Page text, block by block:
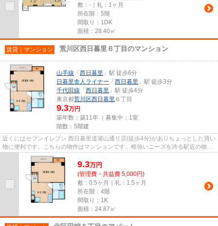
敷：-｜礼：1ヶ月
所在階：5階
間取り：1DK
面積：28.40㎡
賃貸｜マンション 荒川区西日暮里６丁目のマンション
山手線 「 西日暮里 」駅 徒歩6分
日暮里舎人ライナー 「 西日暮里 」駅 徒歩3分
千代田線 「 西日暮里 」駅 徒歩4分
東京都荒川区西日暮里 ６丁目
9.3万円
築年数：築11年 ｜募集中： 1室
階数：5階建
近くにはセブンイレブン 西日暮里道灌山通り店(徒歩4分)がありちょっとした買い
物に便利です。こちらの物件はマンションです。根強いニーズを誇る駅近の物件
となり、徒歩6分に駅があり...
9.3万円
(管理費・共益費 5,000円)
敷：0.5ヶ月｜礼：1.5ヶ月
所在階：4階
間取り：1K
面積：24.87㎡